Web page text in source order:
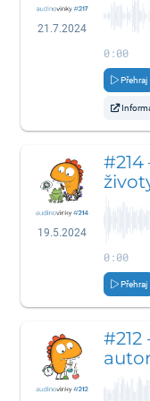
21.7.2024
0:00
Přehraj
19.5.2024
0:00
Přehraj